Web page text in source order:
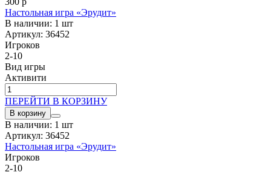
Настольная игра «Эрудит»
В наличии: 1 шт
Артикул: 36452
Игроков
2-10
Вид игры
Активити
ПЕРЕЙТИ В КОРЗИНУ
В корзину
В наличии: 1 шт
Артикул: 36452
Настольная игра «Эрудит»
Игроков
2-10